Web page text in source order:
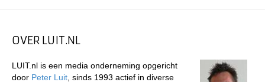
OVER LUIT.NL
LUIT.nl is een media onderneming opgericht
door Peter Luit , sinds 1993 actief in diverse